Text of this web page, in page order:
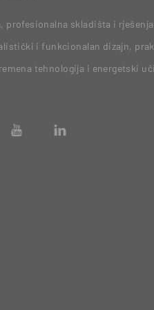
profesionalna skladišta i
i funkcionalan dizajn,
tehnologija i energetski